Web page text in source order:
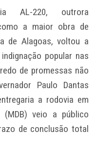
AL-220, outrora
a maior obra de
de Alagoas, voltou a
popular nas
de promessas não
Paulo Dantas
a rodovia em
(MDB) veio a público
de conclusão total